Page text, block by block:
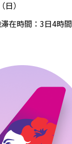
）
在時間： 3日4時間